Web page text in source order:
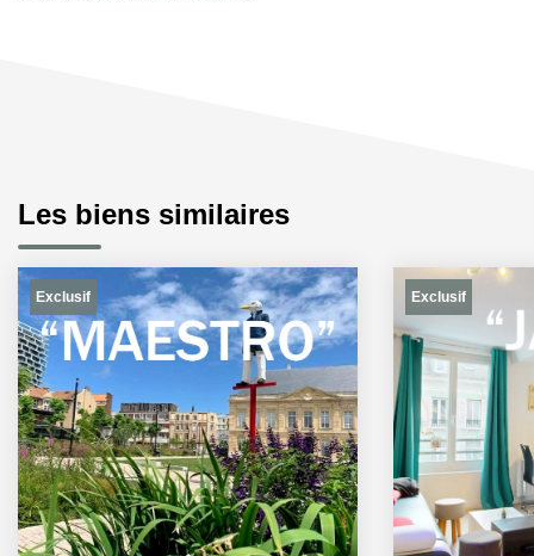
Les biens similaires
Exclusif Exclusif